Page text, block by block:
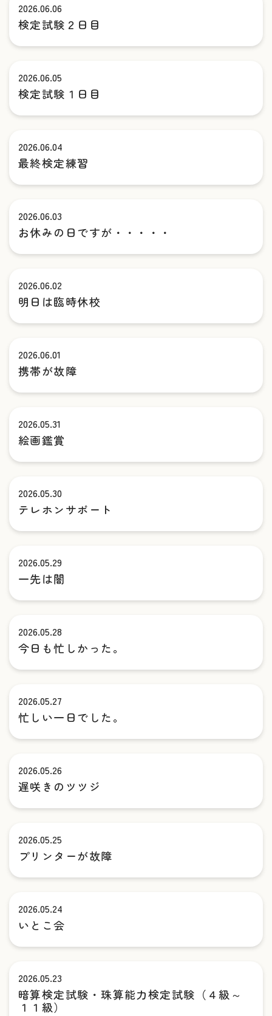
2026.06.06
検定試験２日目
2026.06.05
検定試験１日目
2026.06.04
最終検定練習
2026.06.03
お休みの日ですが・・・・・
2026.06.02
明日は臨時休校
2026.06.01
携帯が故障
2026.05.31
絵画鑑賞
2026.05.30
テレホンサポート
2026.05.29
一先は闇
2026.05.28
今日も忙しかった。
2026.05.27
忙しい一日でした。
2026.05.26
遅咲きのツツジ
2026.05.25
プリンターが故障
2026.05.24
いとこ会
2026.05.23
暗算検定試験・珠算能力検定試験（４級～
１１級）